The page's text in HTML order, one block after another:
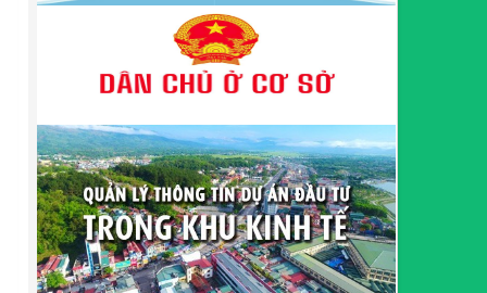
01/2026/NQ-HĐND
Nghị Quyết Quy định mức thu, chế độ thu, nộp,
quản lý và sử dụng Phí sử dụng công trình kết cấu
hạ tầng, công trình dịch vụ, tiện ích công cộng trong
khu vực cửa khẩu trên địa bàn tỉnh Cao Bằng
Lượt xem:308 | lượt tải:108
1787/QĐ-UBND
Quyết Định Công bố danh mục thủ tục hành chính
sửa đổi, bổ sung, bãi bỏ trong lĩnh vực đầu tư theo
phương thức đối tác công tư; đấu thầu lựa chọn nhà
đầu tư thuộc thẩm quyền giải quyết của Sở Tài
chính, Ban Quản lý Khu kinh tế tỉnh, UBND cấp xã
tỉnh CB